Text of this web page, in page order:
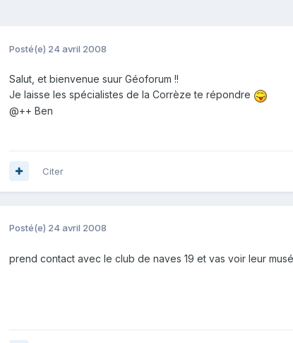
Posté(e) 24 avril 2008
Salut, et bienvenue suur Géoforum !!
Je laisse les spécialistes de la Corrèze te répondre
@++ Ben
Citer
Posté(e) 24 avril 2008
prend contact avec le club de naves 19 et vas voir leur musée